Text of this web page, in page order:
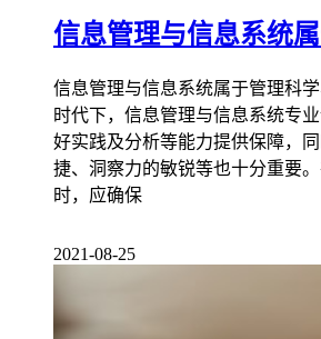
信息管理与信息系统
信息管理与信息系统属于管理科
时代下，信息管理与信息系统专
好实践及分析等能力提供保障，
捷、洞察力的敏锐等也十分重要
时，应确保
2021-08-25